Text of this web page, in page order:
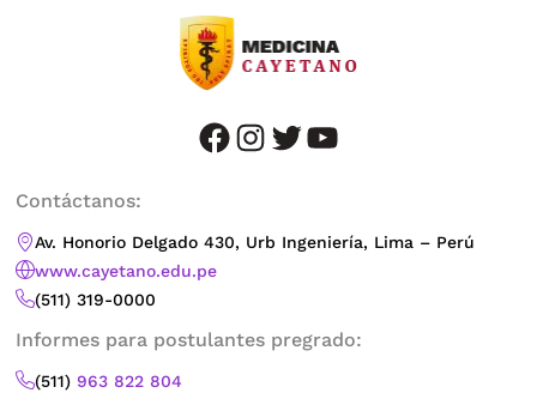
facebook instagram twitter youtube
Contáctanos:
Av. Honorio Delgado 430, Urb Ingeniería, Lima – Perú
www.cayetano.edu.pe
(511) 319-0000
Informes para postulantes pregrado:
(511) 963 822 804